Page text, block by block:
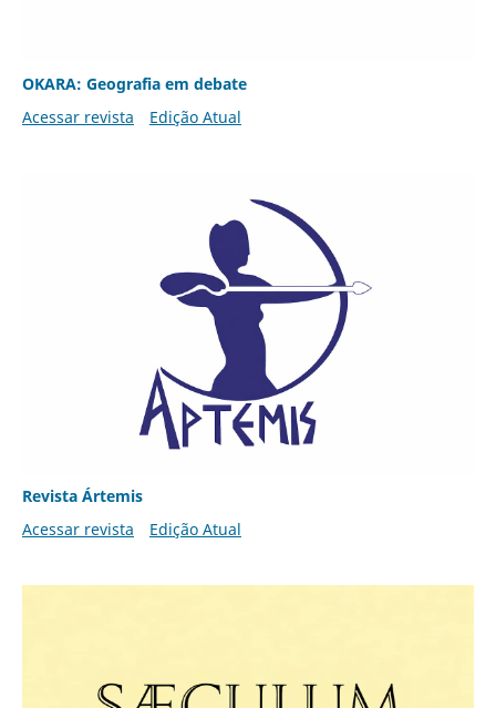
OKARA: Geografia em debate
Acessar revista
Edição Atual
Revista Ártemis
Acessar revista
Edição Atual